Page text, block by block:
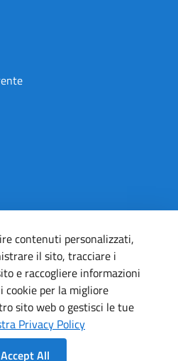
Linkedin
contenuti personalizzati,
il sito, tracciare i
e raccogliere informazioni
per la migliore
sito web o gestisci le tue
Privacy Policy
Accept All